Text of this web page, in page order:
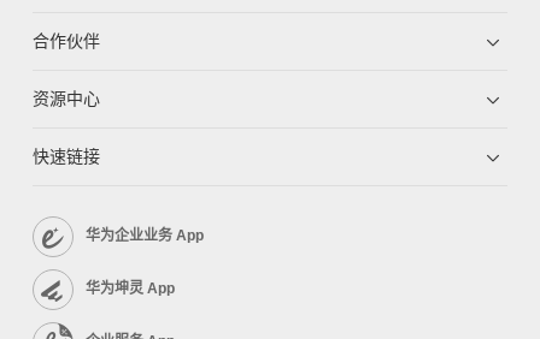
合作伙伴
资源中心
快速链接
华为企业业务 App
华为坤灵 App